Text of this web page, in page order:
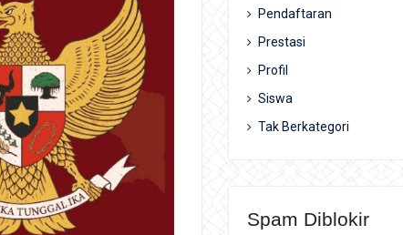
Pendaftaran
Prestasi
Profil
Siswa
Tak Berkategori
Spam Diblokir